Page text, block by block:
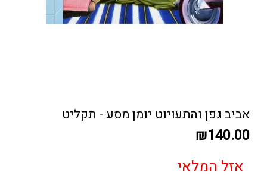
אביב גפן והתעויוט יומן מסע - תקליט
₪140.00
אזל המלאי